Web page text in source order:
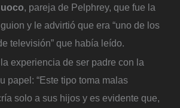
, pareja de Pelphrey, que fue la
y le advirtió que era “uno de los
televisión” que había leído.
experiencia de ser padre con la
papel: “Este tipo toma malas
solo a sus hijos y es evidente que,